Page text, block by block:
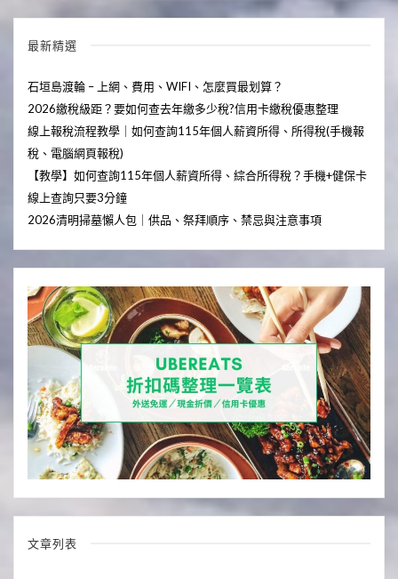
最新精選
石垣島渡輪 – 上網、費用、WIFI、怎麼買最划算？
2026繳稅級距？要如何查去年繳多少稅?信用卡繳稅優惠整理
線上報稅流程教學｜如何查詢115年個人薪資所得、所得稅(手機報
稅、電腦網頁報稅)
【教學】如何查詢115年個人薪資所得、綜合所得稅？手機+健保卡
線上查詢只要3分鐘
2026清明掃墓懶人包｜供品、祭拜順序、禁忌與注意事項
文章列表